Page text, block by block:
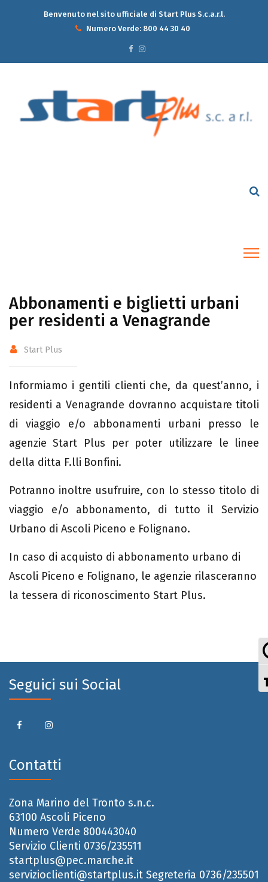
Benvenuto nel sito ufficiale di Start Plus S.c.a.r.l.
Numero Verde: 800 44 30 40
Abbonamenti e biglietti urbani
per residenti a Venagrande
Start Plus
Informiamo i gentili clienti che, da quest’anno, i
residenti a Venagrande dovranno acquistare titoli
di viaggio e/o abbonamenti urbani presso le
agenzie Start Plus per poter utilizzare le linee
della ditta F.lli Bonfini.
Potranno inoltre usufruire, con lo stesso titolo di
viaggio e/o abbonamento, di tutto il Servizio
Urbano di Ascoli Piceno e Folignano.
In caso di acquisto di abbonamento urbano di
Ascoli Piceno e Folignano, le agenzie rilasceranno
la tessera di riconoscimento Start Plus.
Seguici sui Social
Contatti
Zona Marino del Tronto s.n.c.
63100 Ascoli Piceno
Numero Verde 800443040
Servizio Clienti 0736/235511
startplus@pec.marche.it
servizioclienti@startplus.it Segreteria 0736/235501